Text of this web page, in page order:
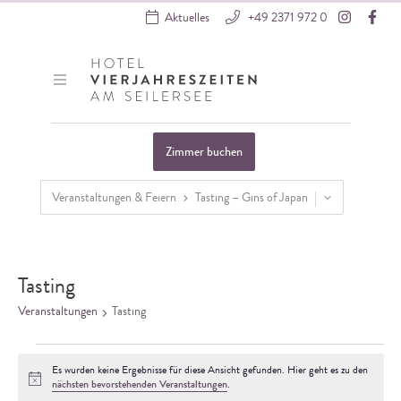
Aktuelles +49 2371 972 0
Hotel VierJahreszeiten
Zimmer buchen
Veranstaltungen & Feiern Tasting – Gins of Japan
Tasting
Veranstaltungen Tasting
Veranstaltungen
Hinweis
Es wurden keine Ergebnisse für diese Ansicht gefunden. Hier geht es zu den
nächsten bevorstehenden Veranstaltungen.